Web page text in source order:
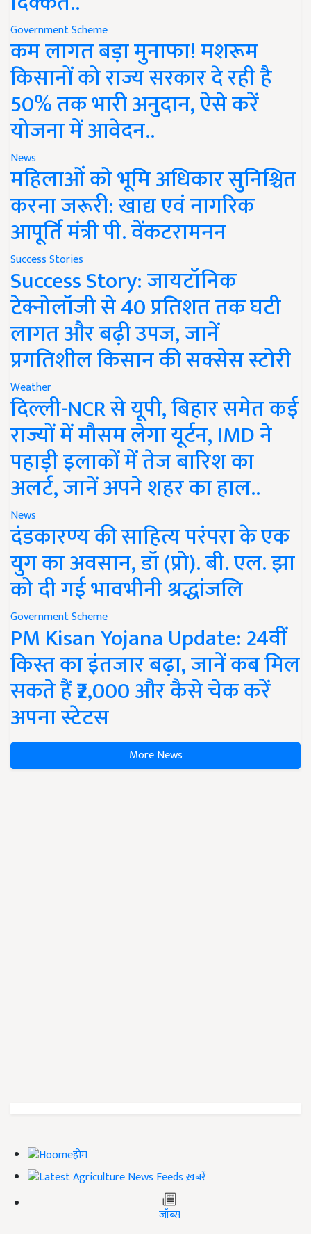
Government Scheme
कम लागत बड़ा मुनाफा! मशरूम
किसानों को राज्य सरकार दे रही है
50% तक भारी अनुदान, ऐसे करें
योजना में आवेदन..
News
महिलाओं को भूमि अधिकार सुनिश्चित
करना जरूरी: खाद्य एवं नागरिक
आपूर्ति मंत्री पी. वेंकटरामनन
Success Stories
Success Story: जायटॉनिक
टेक्नोलॉजी से 40 प्रतिशत तक घटी
लागत और बढ़ी उपज, जानें
प्रगतिशील किसान की सक्सेस स्टोरी
Weather
दिल्ली-NCR से यूपी, बिहार समेत कई
राज्यों में मौसम लेगा यूर्टन, IMD ने
पहाड़ी इलाकों में तेज बारिश का
अलर्ट, जानें अपने शहर का हाल..
News
दंडकारण्य की साहित्य परंपरा के एक
युग का अवसान, डॉ (प्रो). बी. एल. झा
को दी गई भावभीनी श्रद्धांजलि
Government Scheme
PM Kisan Yojana Update: 24वीं
किस्त का इंतजार बढ़ा, जानें कब मिल
सकते हैं ₹2,000 और कैसे चेक करें
अपना स्टेटस
More News
होम
ख़बरें
जॉब्स